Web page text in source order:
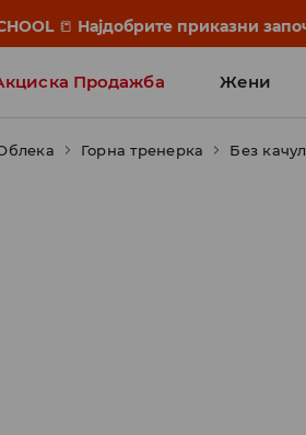
📒 Најдобрите приказни
Продажба Жени
Горна тренерка Без